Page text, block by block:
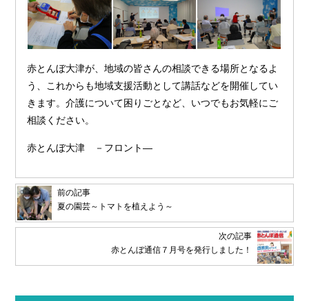
赤とんぼ大津が、地域の皆さんの相談できる場所となるよ
う、これからも地域支援活動として講話などを開催してい
きます。介護について困りごとなど、いつでもお気軽にご
相談ください。
赤とんぼ大津 －フロント―
前の記事
夏の園芸～トマトを植えよう～
次の記事
赤とんぼ通信７月号を発行しました！